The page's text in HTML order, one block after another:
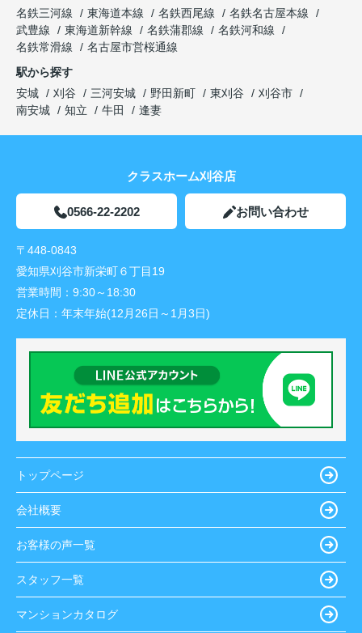
名鉄三河線
東海道本線 名鉄西尾線
名鉄名古屋本線
武豊線
東海道新幹線 名鉄蒲郡線
名鉄河和線
名鉄常滑線
名古屋市営桜通線
駅から探す
安城
刈谷 三河安城 野田新町 東刈谷
刈谷市
南安城
知立 牛田 逢妻
クラスホーム刈谷店
0566-22-2202 お問い合わせ
〒448-0843
愛知県刈谷市新栄町６丁目19
営業時間： 9:30～18:30
定休日： 年末年始(12月26日～1月3日)
トップページ
会社概要
お客様の声一覧
スタッフ一覧
マンションカタログ